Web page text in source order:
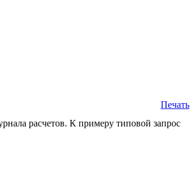
Печать
расчетов. К примеру типовой запрос